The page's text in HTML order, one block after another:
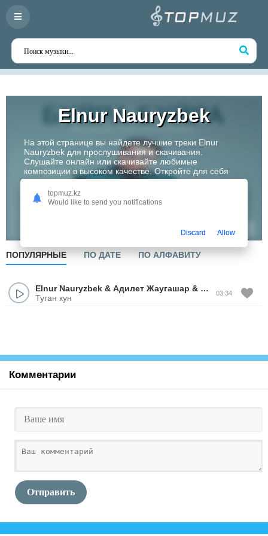
Elnur Nauryzbek
На этой странице вы найдете лучшие треки Elnur
Nauryzbek для прослушивания и скачивания.
Слушайте онлайн или скачивайте любимые
композиции в высоком качестве. Откройте для себя
творчество одного из самых перспективных артистов
Казахстана!
ПОПУЛЯРНЫЕ ПО ДАТЕ ПО АЛФАВИТУ
Elnur Nauryzbek & Адилет Жаугашар & Жандос
Туган кун
03:34
Комментарии
Отправить
topmuz.kz
Would like to send you notifications
Discard Allow